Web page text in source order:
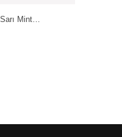
Lady Fity 15…